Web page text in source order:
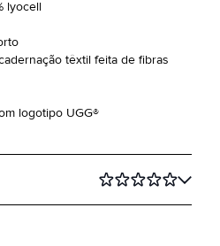
lyocell
têxtil feita de fibras
logotipo UGG®